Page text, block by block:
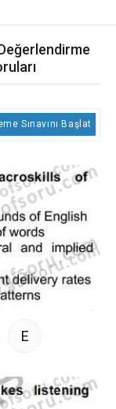
Sınavını Başlat
E